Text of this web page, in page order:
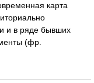
карта
и в ряде бывших
(фр.